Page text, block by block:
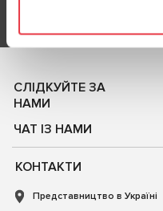
СЛІДКУЙТЕ ЗА
НАМИ
ЧАТ ІЗ НАМИ
КОНТАКТИ
Представництво в Україні